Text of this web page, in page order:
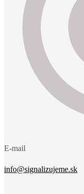
E-mail
info@signalizujeme.sk